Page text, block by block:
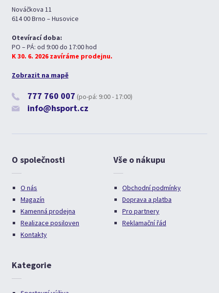
Nováčkova 11
614 00 Brno – Husovice
Otevírací doba:
PO – PÁ: od 9:00 do 17:00 hod
K 30. 6. 2026 zavíráme prodejnu.
Zobrazit na mapě
777 760 007 (po-pá: 9:00 - 17:00)
info@hsport.cz
O společnosti
O nás
Magazín
Kamenná prodejna
Realizace posiloven
Kontakty
Vše o nákupu
Obchodní podmínky
Doprava a platba
Pro partnery
Reklamační řád
Kategorie